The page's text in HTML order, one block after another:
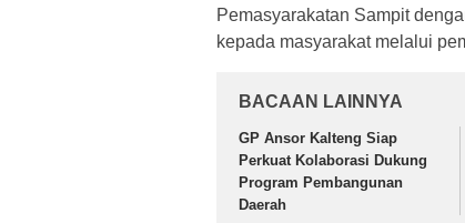
Pemasyarakatan Sampit
kepada masyarakat melalui
BACAAN LAINNYA
GP Ansor Kalteng Siap
Perkuat Kolaborasi Dukung
Program Pembangunan
Daerah